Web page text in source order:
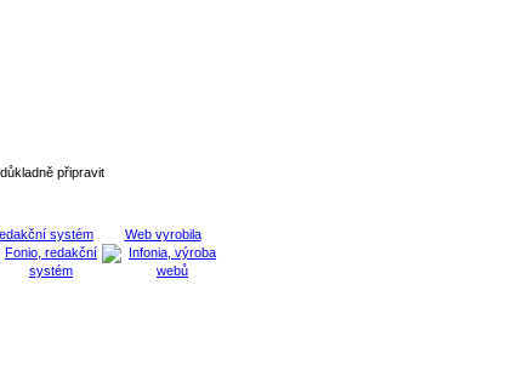
připravit
systém Web vyrobila